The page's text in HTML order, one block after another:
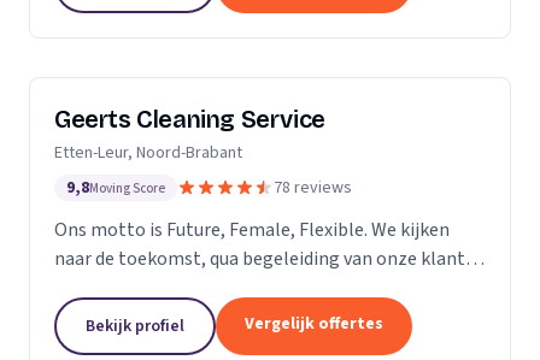
Geerts Cleaning Service
Etten-Leur, Noord-Brabant
9,8Moving Score 78 reviews
Ons motto is Future, Female, Flexible. We kijken
naar de toekomst, qua begeleiding van onze klanten
vrouwelijke ondernemers behandelen wij ons
personeel...
Bekijk profiel Vergelijk offertes